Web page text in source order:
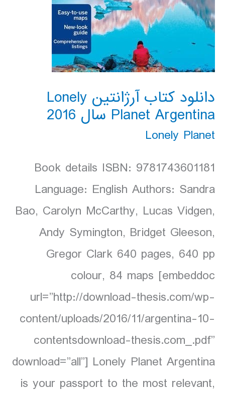
دانلود کتاب آرژانتین Lonely
Planet Argentina سال 2016
Lonely Planet
Book details ISBN: 9781743601181
Language: English Authors: Sandra
Bao, Carolyn McCarthy, Lucas Vidgen,
Andy Symington, Bridget Gleeson,
Gregor Clark 640 pages, 640 pp
colour, 84 maps [embeddoc
url=”http://download-thesis.com/wp-
content/uploads/2016/11/argentina-10-
contentsdownload-thesis.com_.pdf”
download=”all”] Lonely Planet Argentina
is your passport to the most relevant,